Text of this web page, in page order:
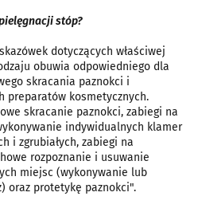
stóp?
dotyczących właściwej
obuwia odpowiedniego dla
skracania paznokci i
preparatów kosmetycznych.
skracanie paznokci, zabiegi na
indywidualnych klamer
i zgrubiałych, zabiegi na
rozpoznanie i usuwanie
miejsc (wykonywanie lub
oraz protetykę paznokci".